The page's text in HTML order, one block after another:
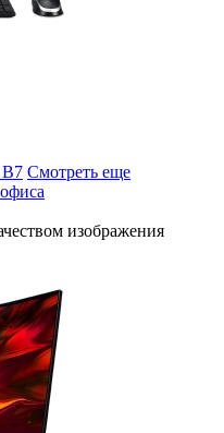
Смотреть еще
изображения